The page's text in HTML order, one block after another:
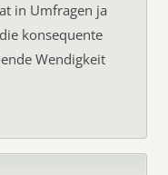
in Umfragen ja
konsequente
Wendigkeit